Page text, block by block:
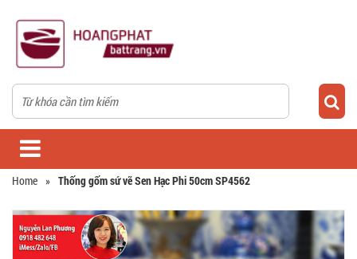
Home » Thống gốm sứ vẽ Sen Hạc Phi 50cm SP4562